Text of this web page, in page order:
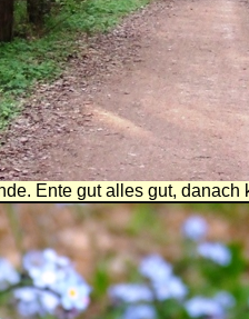
Ente gut alles gut, danach